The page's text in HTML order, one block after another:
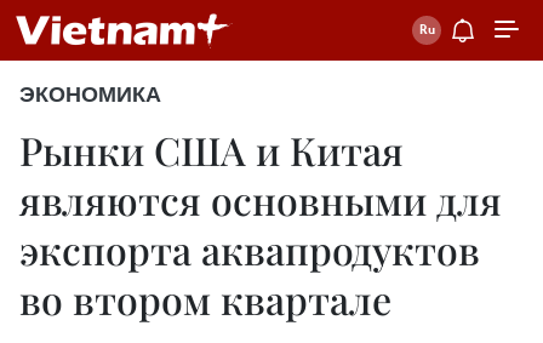
ЭКОНОМИКА
Рынки США и Китая
являются основными для
экспорта аквапродуктов
во втором квартале